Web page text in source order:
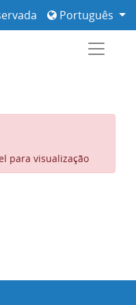
Português
para visualização